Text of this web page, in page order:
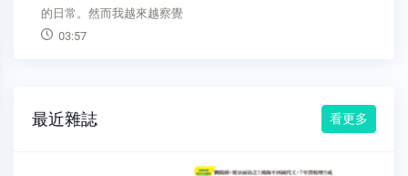
經理，做了各種改變，但效果有限
04:27
最近雜誌 看更多